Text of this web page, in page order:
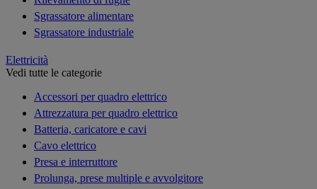
Sgrassatore alimentare
Sgrassatore industriale
Elettricità
Vedi tutte le categorie
Accessori per quadro elettrico
Attrezzatura per quadro elettrico
Batteria, caricatore e cavi
Cavo elettrico
Presa e interruttore
Prolunga, prese multiple e avvolgitore